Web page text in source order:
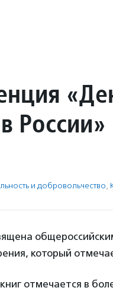
России»
и доброволь­чест­во,
который
отмечается в